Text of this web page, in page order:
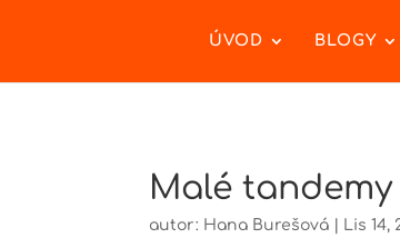
ÚVOD BLOGY
Malé tandemy
autor: Hana Burešová Lis 14,